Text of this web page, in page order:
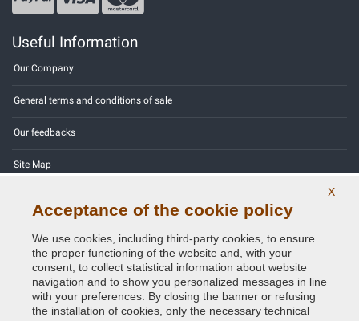
Useful Information
Our Company
General terms and conditions of sale
Our feedbacks
Site Map
Privacy Policy - GDPR
X
Acceptance of the cookie policy
We use cookies, including third-party cookies, to ensure
the proper functioning of the website and, with your
consent, to collect statistical information about website
navigation and to show you personalized messages in line
with your preferences. By closing the banner or refusing
the installation of cookies, only the necessary technical